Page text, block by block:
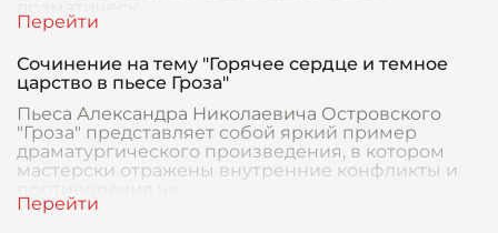
Сочинение на тему "Горячее сердце и темное
царство в пьесе Гроза"
Пьеса Александра Николаевича Островского
"Гроза" представляет собой яркий пример
драматургического произведения, в котором
мастерски отражены внутренние конфликты и